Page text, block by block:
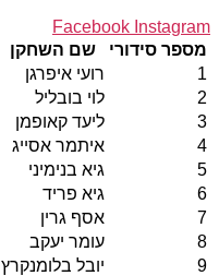
Facebook Instagram
מספר סידורי
שם השחקן
1
רועי איפרגן
2
לוי בובליל
3
ליעד קאופמן
4
איתמר אסייג
5
גיא בנימיני
6
גיא פריד
7
אסף גרין
8
עומר יעקב
9
יובל בלומנקרץ